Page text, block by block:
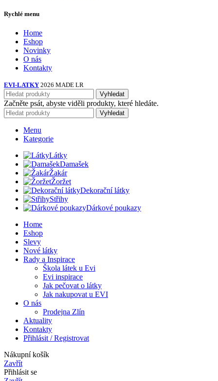
Rychlé menu
Home
Eshop
Novinky
O nás
Kontakty
EVI-LATKY 2026 MADE LR
Vyhledat
Začněte psát, abyste viděli produkty, které hledáte.
Vyhledat
Menu
Kategorie
Látky
Damašek
Žakár
Žoržet
Dekorační látky
Střihy
Dárkové poukazy
Home
Eshop
Slevy
Nové látky
Rady a Inspirace
Škola látek u Evi
Evi inspirace
Jak pečovat o látky
Jak nakupovat u EVI
O nás
Prodejna Zlín
Aktuality
Kontakty
Přihlásit / Registrovat
Nákupní košík
Zavřít
Přihlásit se